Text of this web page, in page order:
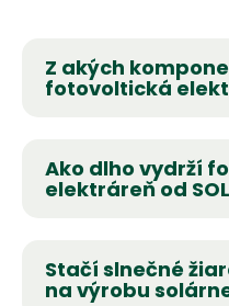
Z akých
fotovoltická
Ako dlho vydrží
elektráreň od
Stačí slnečné
na výrobu